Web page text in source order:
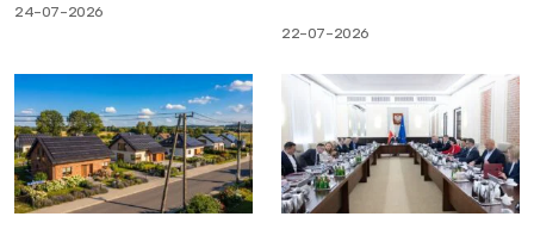
24-07-2026
22-07-2026